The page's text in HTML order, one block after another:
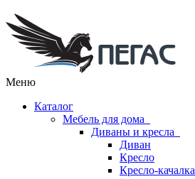
Меню
Каталог
Мебель для дома
Диваны и кресла
Диван
Кресло
Кресло-качалка